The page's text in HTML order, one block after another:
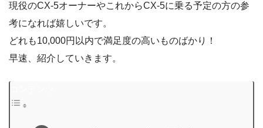
現役のCX-5オーナーやこれからCX-5に乗る予定の方の参
考になれば嬉しいです。
どれも10,000円以内で満足度の高いものばかり！
早速、紹介していきます。